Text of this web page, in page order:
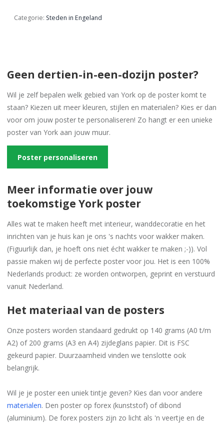
Categorie: Steden in Engeland
Geen dertien-in-een-dozijn poster?
Wil je zelf bepalen welk gebied van York op de poster komt te
staan? Kiezen uit meer kleuren, stijlen en materialen? Kies er dan
voor om jouw poster te personaliseren! Zo hangt er een unieke
poster van York aan jouw muur.
Poster personaliseren
Meer informatie over jouw
toekomstige York poster
Alles wat te maken heeft met interieur, wanddecoratie en het
inrichten van je huis kan je ons 's nachts voor wakker maken.
(Figuurlijk dan, je hoeft ons niet écht wakker te maken ;-)). Vol
passie maken wij de perfecte poster voor jou. Het is een 100%
Nederlands product: ze worden ontworpen, geprint en verstuurd
vanuit Nederland.
Het materiaal van de posters
Onze posters worden standaard gedrukt op 140 grams (A0 t/m
A2) of 200 grams (A3 en A4) zijdeglans papier. Dit is FSC
gekeurd papier. Duurzaamheid vinden we tenslotte ook
belangrijk.
Wil je je poster een uniek tintje geven? Kies dan voor andere
materialen. Den poster op forex (kunststof) of dibond
(aluminium). De forex posters zijn zo licht als 'n veertje en de